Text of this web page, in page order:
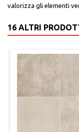
valorizza gli elementi
16 ALTRI